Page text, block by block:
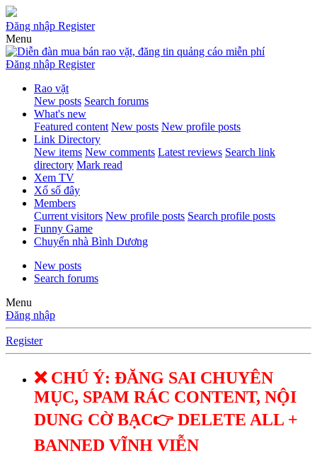
Đăng nhập Register
Menu
Đăng nhập Register
Rao vặt
New posts Search forums
What's new
Featured content New posts New profile posts
Link Directory
New items New comments Latest reviews Search link
directory Mark read
Xem TV
Xổ số đây
Members
Current visitors New profile posts Search profile posts
Funny Game
Chuyển nhà Bình Dương
New posts
Search forums
Menu
Đăng nhập
Register
❌ CHÚ Ý: ĐĂNG SAI CHUYÊN
MỤC, SPAM RÁC CONTENT, NỘI
DUNG CỜ BẠC👉 DELETE ALL +
BANNED VĨNH VIỄN